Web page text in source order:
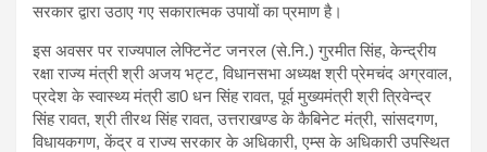
सरकार द्वारा उठाए गए सकारात्मक उपायों का प्रमाण है।
इस अवसर पर राज्यपाल लेफ्टिनेंट जनरल (से.नि.) गुरमीत सिंह, केन्द्रीय
रक्षा राज्य मंत्री श्री अजय भट्ट, विधानसभा अध्यक्ष श्री प्रेमचंद अग्रवाल,
प्रदेश के स्वास्थ्य मंत्री डा0 धन सिंह रावत, पूर्व मुख्यमंत्री श्री त्रिवेन्द्र
सिंह रावत, श्री तीरथ सिंह रावत, उत्तराखण्ड के कैबिनेट मंत्री, सांसदगण,
विधायकगण, केंद्र व राज्य सरकार के अधिकारी, एम्स के अधिकारी उपस्थित